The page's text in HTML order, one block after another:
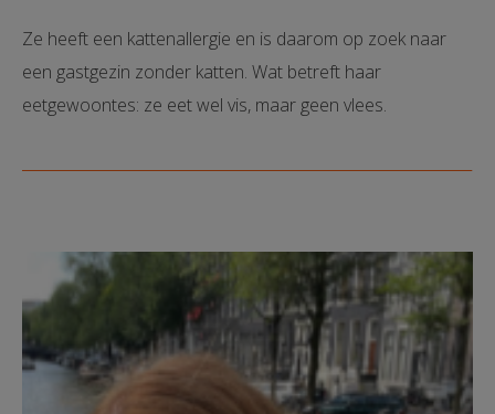
Ze heeft een kattenallergie en is daarom op zoek naar
een gastgezin zonder katten. Wat betreft haar
eetgewoontes: ze eet wel vis, maar geen vlees.